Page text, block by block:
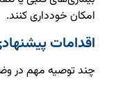
امکان خودداری کنند.
اقدامات
چند توصیه مهم در